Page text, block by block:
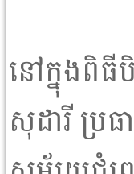
នៅក្នុងពិធី
សុដារី ប្រធ